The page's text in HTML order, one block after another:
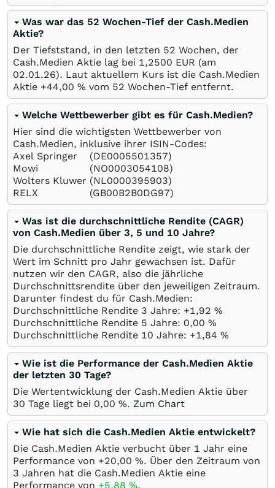
Was war das 52 Wochen-Tief der Cash.Medien
Aktie?
Der Tiefststand, in den letzten 52 Wochen, der
Cash.Medien Aktie lag bei 1,2500 EUR (am
02.01.26). Laut aktuellem Kurs ist die Cash.Medien
Aktie +44,00 % vom 52 Wochen-Tief entfernt.
Welche Wettbewerber gibt es für Cash.Medien?
Hier sind die wichtigsten Wettbewerber von
Cash.Medien, inklusive ihrer ISIN-Codes:
Axel Springer
(DE0005501357)
Mowi
(NO0003054108)
Wolters Kluwer (NL0000395903)
RELX
(GB00B2B0DG97)
Was ist die durchschnittliche Rendite (CAGR)
von Cash.Medien über 3, 5 und 10 Jahre?
Die durchschnittliche Rendite zeigt, wie stark der
Wert im Schnitt pro Jahr gewachsen ist. Dafür
nutzen wir den CAGR, also die jährliche
Durchschnittsrendite über den jeweiligen Zeitraum.
Darunter findest du für Cash.Medien:
Durchschnittliche Rendite 3 Jahre: +1,92 %
Durchschnittliche Rendite 5 Jahre: 0,00 %
Durchschnittliche Rendite 10 Jahre: +1,84 %
Wie ist die Performance der Cash.Medien Aktie
der letzten 30 Tage?
Die Wertentwicklung der Cash.Medien Aktie über
30 Tage liegt bei 0,00 %. Zum Chart
Wie hat sich die Cash.Medien Aktie entwickelt?
Die Cash.Medien Aktie verbucht über 1 Jahr eine
Performance von +20,00 %. Über den Zeitraum von
3 Jahren hat die Cash.Medien Aktie eine
Performance von +5,88 %.